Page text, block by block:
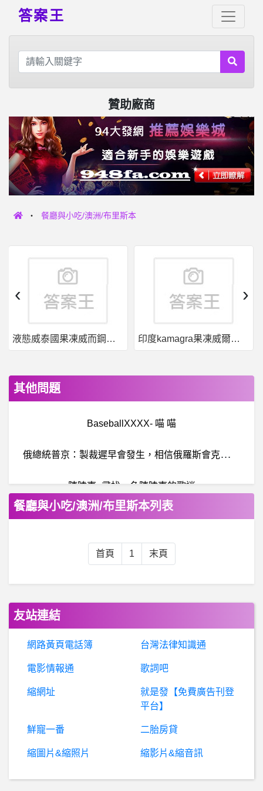
答案王
贊助廠商
餐廳與小吃/澳洲/布里斯本
液態威泰國果凍威而鋼哪裡買 印度kamagra果凍威爾剛用於治療男性勃起功能障礙
‹ ›
其他問題
BaseballXXXX- 喵 喵
俄
總統普京：製裁遲早會發生，相信俄羅斯會克服所有困難
陳曉東- 尋找一名陳曉東的歌迷
棒
球- 南韓球員態度真的不行吧 南韓球員態度真的不行吧
個人電腦購買- AMD 3700x 主機板搭配
BaseballXXXX- 確診第四天 確診第四天
機車 摩托車- 光陽GP普利珠 光陽GP普利珠
行動通訊- realme 6i 收的到米家的通知嗎？
股票- 台股營收跟股價 台股營收跟股價
餐廳與小吃/澳洲/布里斯本列表
首頁 1 末頁
友站連結
網路黃頁電話簿 台灣法律知識通
電影情報通 歌詞吧
縮網址
就是發【免費廣告刊登
平台】
鮮寵一番 二胎房貸
縮圖片&縮照片 縮影片&縮音訊